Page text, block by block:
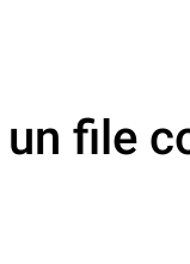
un file